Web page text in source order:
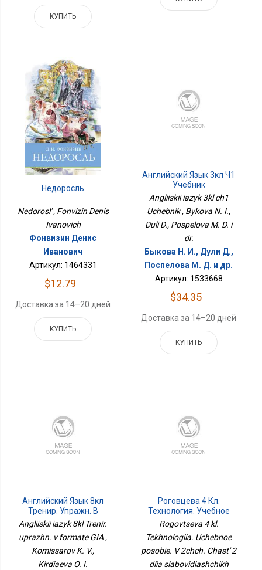
КУПИТЬ
Недоросль
Nedorosl' , Fonvizin Denis
Ivanovich
Фонвизин Денис
Иванович
Артикул: 1464331
$12.79
Доставка за 14–20 дней
КУПИТЬ
Английский Язык 3кл Ч1
Учебник
Angliiskii iazyk 3kl ch1
Uchebnik , Bykova N. I.,
Duli D., Pospelova M. D. i
dr.
Быкова Н. И., Дули Д.,
Поспелова М. Д. и др.
Артикул: 1533668
$34.35
Доставка за 14–20 дней
КУПИТЬ
Английский Язык 8кл
Тренир. Упражн. В
Формате ГИА
Angliiskii iazyk 8kl Trenir.
uprazhn. v formate GIA ,
Komissarov K. V.,
Kirdiaeva O. I.
Роговцева 4 Кл.
Технология. Учебное
Пособие. В 2чч. Часть 2
Для Слабовидящих
Обучающихся
Перспектива
Rogovtseva 4 kl.
Tekhnologiia. Uchebnoe
posobie. V 2chch. Chast' 2
dlia slabovidiashchikh